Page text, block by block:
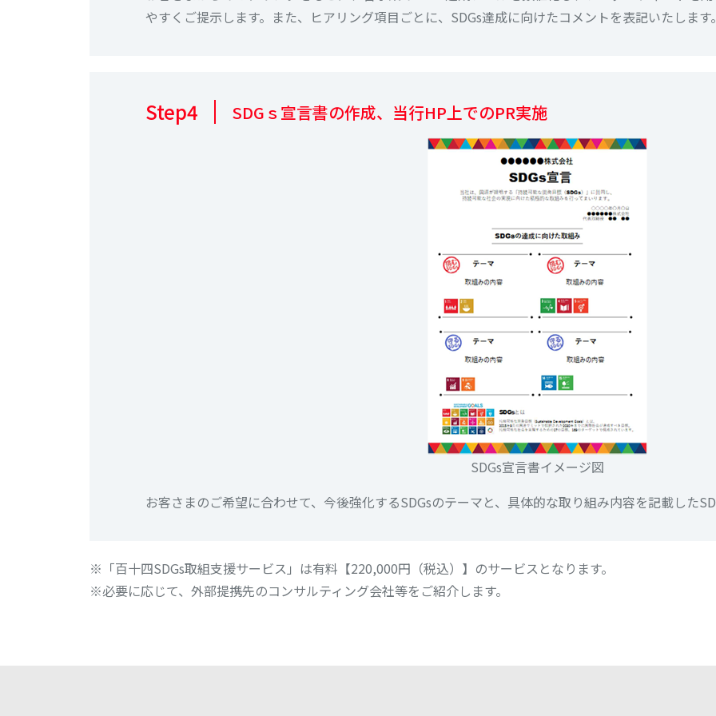
やすくご提示します。また、ヒアリング項目ごとに、SDGs達成に向けたコメントを表記いたします
Step4 SDGｓ宣言書の作成、当行HP上でのPR実施
SDGs宣言書イメージ図
お客さまのご希望に合わせて、今後強化するSDGsのテーマと、具体的な取り組み内容を記載した
「百十四SDGs取組支援サービス」は有料【220,000円（税込）】のサービスとなります。
必要に応じて、外部提携先のコンサルティング会社等をご紹介します。